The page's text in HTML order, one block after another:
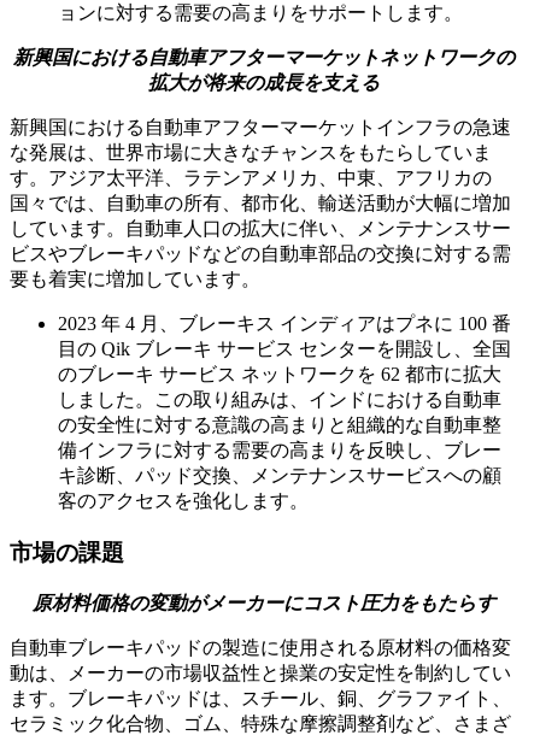
ョンに対する需要の高まりをサポートします。
新興国における自動車アフターマーケットネットワークの
拡大が将来の成長を支える
新興国における自動車アフターマーケットインフラの急速
な発展は、世界市場に大きなチャンスをもたらしていま
す。アジア太平洋、ラテンアメリカ、中東、アフリカの
国々では、自動車の所有、都市化、輸送活動が大幅に増加
しています。自動車人口の拡大に伴い、メンテナンスサー
ビスやブレーキパッドなどの自動車部品の交換に対する需
要も着実に増加しています。
2023 年 4 月、ブレーキス インディアはプネに 100 番
目の Qik ブレーキ サービス センターを開設し、全国
のブレーキ サービス ネットワークを 62 都市に拡大
しました。この取り組みは、インドにおける自動車
の安全性に対する意識の高まりと組織的な自動車整
備インフラに対する需要の高まりを反映し、ブレー
キ診断、パッド交換、メンテナンスサービスへの顧
客のアクセスを強化します。
市場の課題
原材料価格の変動がメーカーにコスト圧力をもたらす
自動車ブレーキパッドの製造に使用される原材料の価格変
動は、メーカーの市場収益性と操業の安定性を制約してい
ます。ブレーキパッドは、スチール、銅、グラファイト、
セラミック化合物、ゴム、特殊な摩擦調整剤など、さまざ